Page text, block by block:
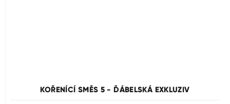
KOŘENÍCÍ SMĚS 5 - ĎÁBELSKÁ EXKLUZIV